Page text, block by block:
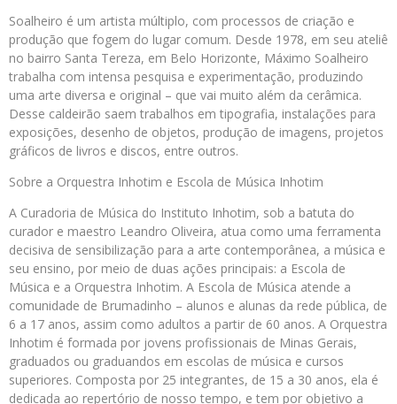
Soalheiro é um artista múltiplo, com processos de criação e
produção que fogem do lugar comum. Desde 1978, em seu ateliê
no bairro Santa Tereza, em Belo Horizonte, Máximo Soalheiro
trabalha com intensa pesquisa e experimentação, produzindo
uma arte diversa e original – que vai muito além da cerâmica.
Desse caldeirão saem trabalhos em tipografia, instalações para
exposições, desenho de objetos, produção de imagens, projetos
gráficos de livros e discos, entre outros.
Sobre a Orquestra Inhotim e Escola de Música Inhotim
A Curadoria de Música do Instituto Inhotim, sob a batuta do
curador e maestro Leandro Oliveira, atua como uma ferramenta
decisiva de sensibilização para a arte contemporânea, a música e
seu ensino, por meio de duas ações principais: a Escola de
Música e a Orquestra Inhotim. A Escola de Música atende a
comunidade de Brumadinho – alunos e alunas da rede pública, de
6 a 17 anos, assim como adultos a partir de 60 anos. A Orquestra
Inhotim é formada por jovens profissionais de Minas Gerais,
graduados ou graduandos em escolas de música e cursos
superiores. Composta por 25 integrantes, de 15 a 30 anos, ela é
dedicada ao repertório de nosso tempo, e tem por objetivo a